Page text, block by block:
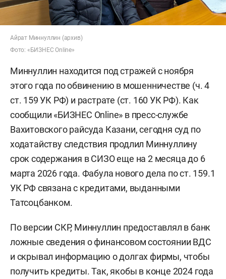
Айрат Миннуллин (архив)
Фото: «БИЗНЕС Online»
Миннуллин находится под стражей с ноября
этого года по обвинению в мошенничестве (ч. 4
ст. 159 УК РФ) и растрате (ст. 160 УК РФ). Как
сообщили «БИЗНЕС Online» в пресс-службе
Вахитовского райсуда Казани, сегодня суд по
ходатайству следствия продлил Миннуллину
срок содержания в СИЗО еще на 2 месяца до 6
марта 2026 года. Фабула нового дела по ст. 159.1
УК РФ связана с кредитами, выданными
Татсоцбанком.
По версии СКР, Миннуллин предоставлял в банк
ложные сведения о финансовом состоянии ВДС
и скрывал информацию о долгах фирмы, чтобы
получить кредиты. Так, якобы в конце 2024 года